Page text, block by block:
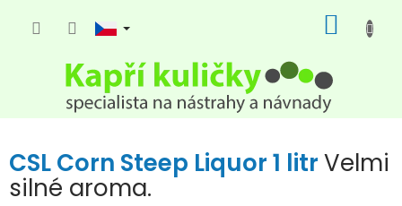
KOŠÍK
CSL Corn Steep Liquor 1 litrVelmi
silné aroma.